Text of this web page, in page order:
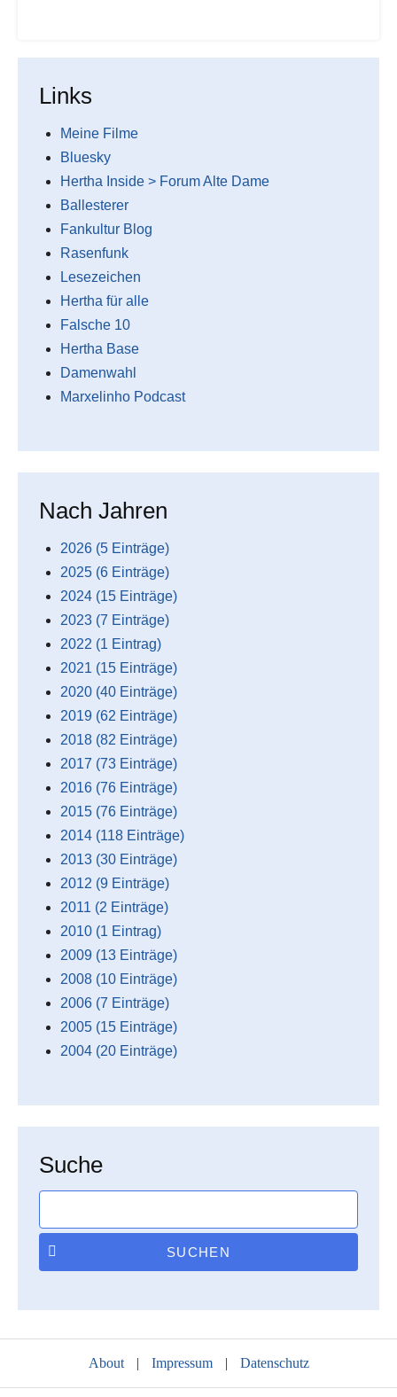
Links
Meine Filme
Bluesky
Hertha Inside > Forum Alte Dame
Ballesterer
Fankultur Blog
Rasenfunk
Lesezeichen
Hertha für alle
Falsche 10
Hertha Base
Damenwahl
Marxelinho Podcast
Nach Jahren
2026 (5 Einträge)
2025 (6 Einträge)
2024 (15 Einträge)
2023 (7 Einträge)
2022 (1 Eintrag)
2021 (15 Einträge)
2020 (40 Einträge)
2019 (62 Einträge)
2018 (82 Einträge)
2017 (73 Einträge)
2016 (76 Einträge)
2015 (76 Einträge)
2014 (118 Einträge)
2013 (30 Einträge)
2012 (9 Einträge)
2011 (2 Einträge)
2010 (1 Eintrag)
2009 (13 Einträge)
2008 (10 Einträge)
2006 (7 Einträge)
2005 (15 Einträge)
2004 (20 Einträge)
Suche
SUCHEN
About | Impressum | Datenschutz